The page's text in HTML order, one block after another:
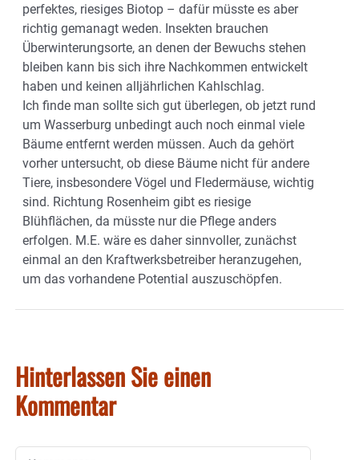
perfektes, riesiges Biotop – dafür müsste es aber
richtig gemanagt weden. Insekten brauchen
Überwinterungsorte, an denen der Bewuchs stehen
bleiben kann bis sich ihre Nachkommen entwickelt
haben und keinen alljährlichen Kahlschlag.
Ich finde man sollte sich gut überlegen, ob jetzt rund
um Wasserburg unbedingt auch noch einmal viele
Bäume entfernt werden müssen. Auch da gehört
vorher untersucht, ob diese Bäume nicht für andere
Tiere, insbesondere Vögel und Fledermäuse, wichtig
sind. Richtung Rosenheim gibt es riesige
Blühflächen, da müsste nur die Pflege anders
erfolgen. M.E. wäre es daher sinnvoller, zunächst
einmal an den Kraftwerksbetreiber heranzugehen,
um das vorhandene Potential auszuschöpfen.
Hinterlassen Sie einen
Kommentar